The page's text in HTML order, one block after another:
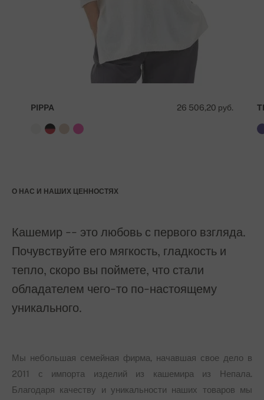
26 506,20 руб.
PIPPA
О НАС И НАШИХ ЦЕННОСТЯХ
Кашемир -- это любовь с первого взгляда.
Почувствуйте его мягкость, гладкость и
тепло, скоро вы поймете, что стали
обладателем чего-то по-настоящему
уникального.
Мы небольшая семейная фирма, начавшая свое дело в
2011 с импорта изделий из кашемира из Непала.
Благодаря качеству и уникальности наших товаров мы